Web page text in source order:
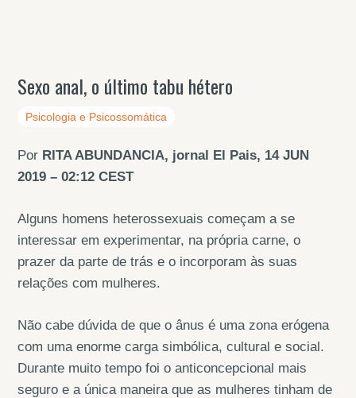
Sexo anal, o último tabu hétero
Psicologia e Psicossomática
Por RITA ABUNDANCIA, jornal El Pais, 14 JUN
2019 – 02:12 CEST
Alguns homens heterossexuais começam a se
interessar em experimentar, na própria carne, o
prazer da parte de trás e o incorporam às suas
relações com mulheres.
Não cabe dúvida de que o ânus é uma zona erógena
com uma enorme carga simbólica, cultural e social.
Durante muito tempo foi o anticoncepcional mais
seguro e a única maneira que as mulheres tinham de